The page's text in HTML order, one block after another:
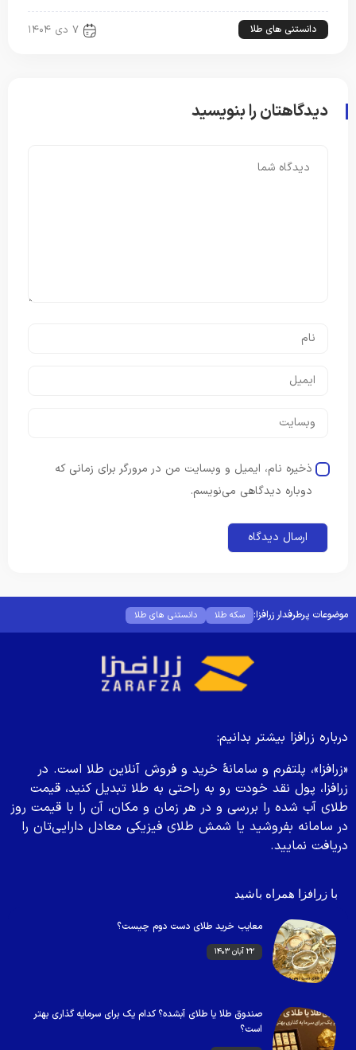
دانستنی های طلا ۷ دی ۱۴۰۴
دیدگاهتان را بنویسید
ذخیره نام، ایمیل و وبسایت من در مرورگر برای زمانی که
دوباره دیدگاهی می‌نویسم.
موضوعات پرطرفدار زرافزا: سکه طلا دانستنی های طلا
درباره زرافزا بیشتر بدانیم:
«زرافزا»، پلتفرم و سامانۀ خرید و فروش آنلاین طلا است. در
زرافزا، پول نقد خودت رو به راحتی به طلا تبدیل کنید، قیمت
طلای آب شده را بررسی و در هر زمان و مکان، آن را با قیمت روز
در سامانه بفروشید یا شمش طلای فیزیکی معادل دارایی‌تان را
دریافت نمایید.
با زرافزا همراه باشید
معایب خرید طلای دست دوم چیست؟
۲۲ آبان ۱۴۰۳
صندوق طلا یا طلای آبشده؟ کدام یک برای سرمایه گذاری بهتر
است؟